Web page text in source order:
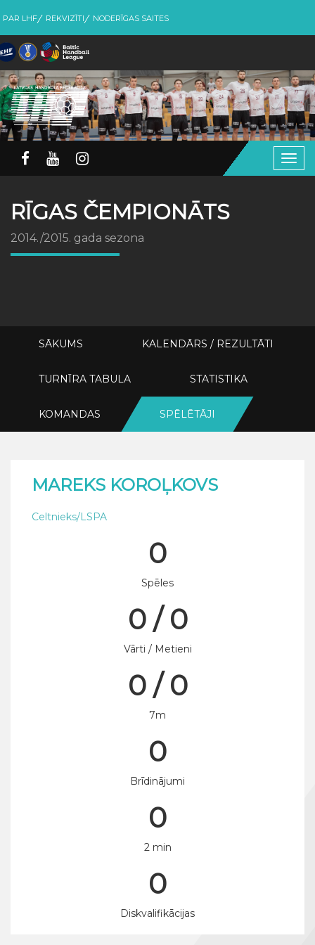
PAR LHF REKVIZĪTI NODERĪGAS SAITES
RĪGAS ČEMPIONĀTS
2014./2015. gada sezona
SĀKUMS KALENDĀRS / REZULTĀTI
TURNĪRA TABULA STATISTIKA
KOMANDAS SPĒLĒTĀJI
MAREKS KOROĻKOVS
Celtnieks/LSPA
0
Spēles
0 / 0
Vārti / Metieni
0 / 0
7m
0
Brīdinājumi
0
2 min
0
Diskvalifikācijas